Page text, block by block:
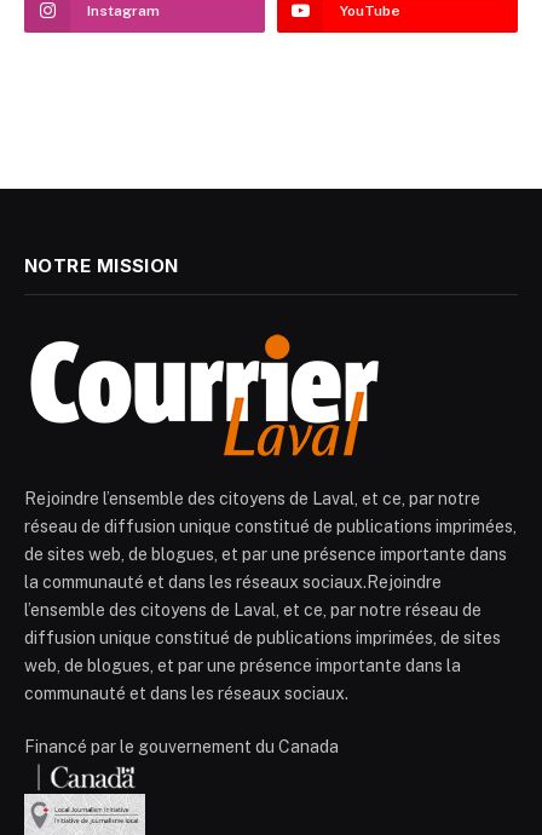
Instagram YouTube
NOTRE MISSION
Rejoindre l’ensemble des citoyens de Laval, et ce, par notre
réseau de diffusion unique constitué de publications imprimées,
de sites web, de blogues, et par une présence importante dans
la communauté et dans les réseaux sociaux.Rejoindre
l’ensemble des citoyens de Laval, et ce, par notre réseau de
diffusion unique constitué de publications imprimées, de sites
web, de blogues, et par une présence importante dans la
communauté et dans les réseaux sociaux.
Financé par le gouvernement du Canada